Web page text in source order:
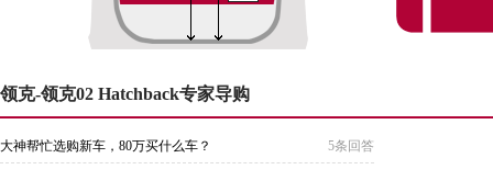
领克-领克02 Hatchback专家导购
5条回答
大神帮忙选购新车，80万买什么车？